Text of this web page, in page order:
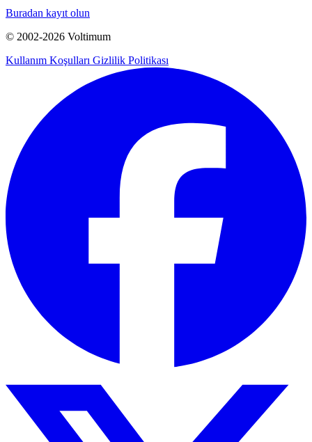
Buradan kayıt olun
© 2002-2026 Voltimum
Kullanım Koşulları Gizlilik Politikası